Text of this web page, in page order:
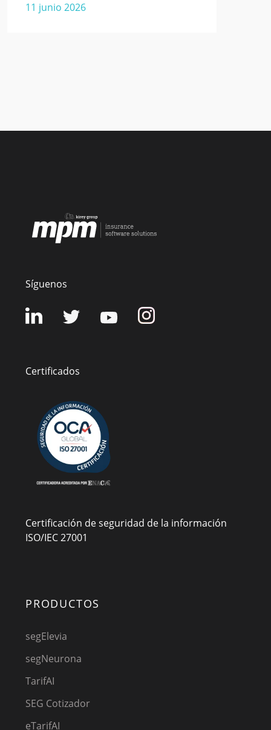
11 junio 2026
Síguenos
Certificados
Certificación de seguridad de la información
ISO/IEC 27001
PRODUCTOS
segElevia
segNeurona
TarifAI
SEG Cotizador
eTarifAI